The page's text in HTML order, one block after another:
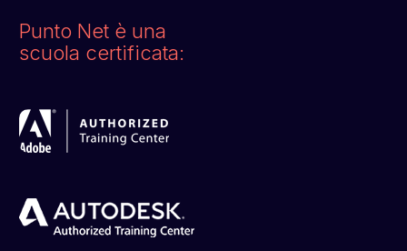
Punto Net è una
scuola certificata: